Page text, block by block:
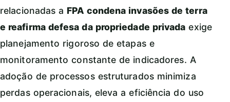
relacionadas a FPA condena invasões de terra
e reafirma defesa da propriedade privada exige
planejamento rigoroso de etapas e
monitoramento constante de indicadores. A
adoção de processos estruturados minimiza
perdas operacionais, eleva a eficiência do uso